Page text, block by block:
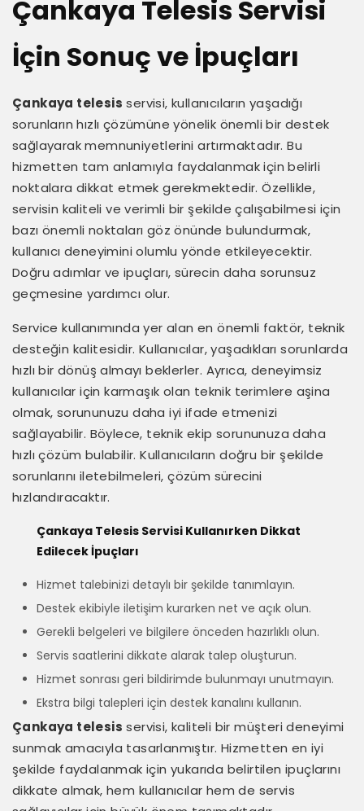
Çankaya Telesis Servisi
İçin Sonuç ve İpuçları
Çankaya telesis servisi, kullanıcıların yaşadığı
sorunların hızlı çözümüne yönelik önemli bir destek
sağlayarak memnuniyetlerini artırmaktadır. Bu
hizmetten tam anlamıyla faydalanmak için belirli
noktalara dikkat etmek gerekmektedir. Özellikle,
servisin kaliteli ve verimli bir şekilde çalışabilmesi için
bazı önemli noktaları göz önünde bulundurmak,
kullanıcı deneyimini olumlu yönde etkileyecektir.
Doğru adımlar ve ipuçları, sürecin daha sorunsuz
geçmesine yardımcı olur.
Service kullanımında yer alan en önemli faktör, teknik
desteğin kalitesidir. Kullanıcılar, yaşadıkları sorunlarda
hızlı bir dönüş almayı beklerler. Ayrıca, deneyimsiz
kullanıcılar için karmaşık olan teknik terimlere aşina
olmak, sorununuzu daha iyi ifade etmenizi
sağlayabilir. Böylece, teknik ekip sorununuza daha
hızlı çözüm bulabilir. Kullanıcıların doğru bir şekilde
sorunlarını iletebilmeleri, çözüm sürecini
hızlandıracaktır.
Çankaya Telesis Servisi Kullanırken Dikkat
Edilecek İpuçları
Hizmet talebinizi detaylı bir şekilde tanımlayın.
Destek ekibiyle iletişim kurarken net ve açık olun.
Gerekli belgeleri ve bilgilere önceden hazırlıklı olun.
Servis saatlerini dikkate alarak talep oluşturun.
Hizmet sonrası geri bildirimde bulunmayı unutmayın.
Ekstra bilgi talepleri için destek kanalını kullanın.
Çankaya telesis servisi, kaliteli bir müşteri deneyimi
sunmak amacıyla tasarlanmıştır. Hizmetten en iyi
şekilde faydalanmak için yukarıda belirtilen ipuçlarını
dikkate almak, hem kullanıcılar hem de servis